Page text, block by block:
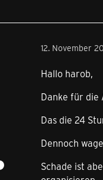
12. November
Hallo harob,
Danke für die
Das die 24
Dennoch
Schade ist